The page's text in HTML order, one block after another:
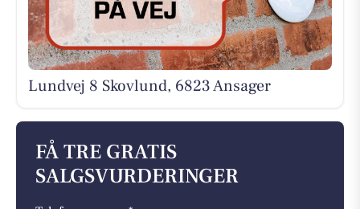
Lundvej 8 Skovlund, 6823 Ansager
FÅ TRE GRATIS
SALGSVURDERINGER